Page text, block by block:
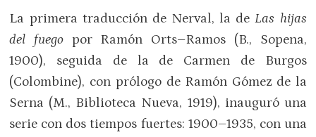
La primera traducción de Nerval, la deLas hijas
del fuego por Ramón Orts–Ramos (B., Sopena,
1900), seguida de la de Carmen de Burgos
(Colombine), con prólogo de Ramón Gómez de la
Serna (M., Biblioteca Nueva, 1919), inauguró una
serie con dos tiempos fuertes: 1900–1935, con una